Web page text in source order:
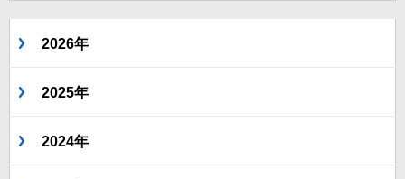
2026年
2025年
2024年